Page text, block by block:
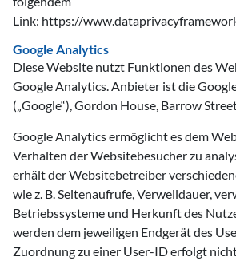
Link: https://
Google Analytics
Diese Website nutzt Funktionen des
Google Analytics. Anbieter ist die
(„Google“), Gordon House, Barrow
Google Analytics ermöglicht es dem
Verhalten der Websitebesucher zu
erhält der Websitebetreiber
wie z. B. Seitenaufrufe, Verweildauer,
Betriebssysteme und Herkunft des
werden dem jeweiligen Endgerät des
Zuordnung zu einer User-ID erfolgt